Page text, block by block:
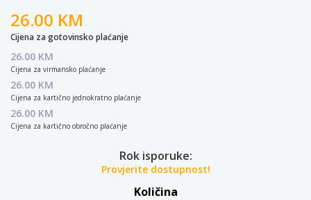
26.00 KM
Cijena za gotovinsko plaćanje
26.00 KM
Cijena za virmansko plaćanje
26.00 KM
Cijena za kartično jednokratno plaćanje
26.00 KM
Cijena za kartično obročno plaćanje
Rok isporuke:
Provjerite dostupnost!
Količina